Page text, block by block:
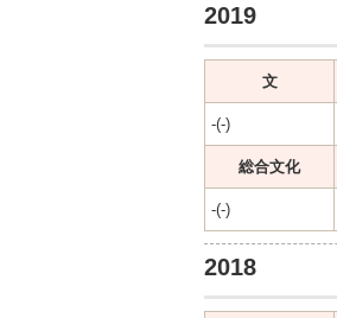
2019
文
-(-)
総合文化
-(-)
2018